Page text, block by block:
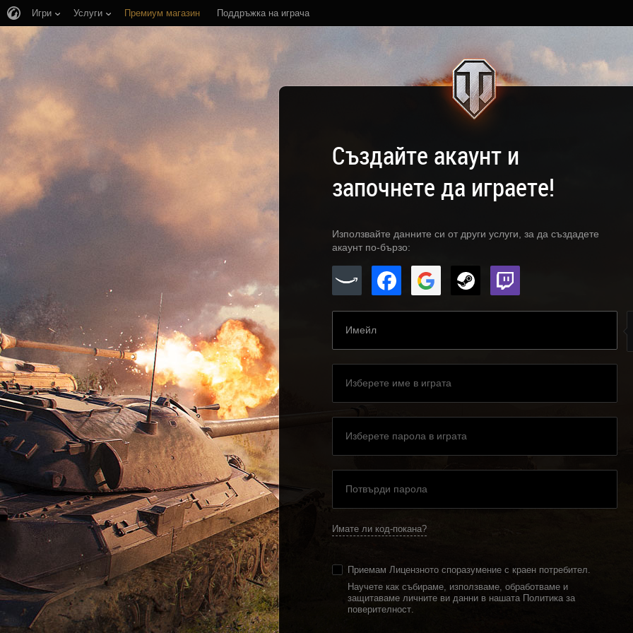
Игри Услуги Премиум магазин Поддръжка на играча
Създайте акаунт и
започнете да играете!
Използвайте данните си от други услуги, за да създадете
акаунт по-бързо:
Имате ли код-покана?
Приемам Лицензното споразумение с краен потребител.
Научете как събираме, използваме, обработваме и
защитаваме личните ви данни в нашата Политика за
поверителност.